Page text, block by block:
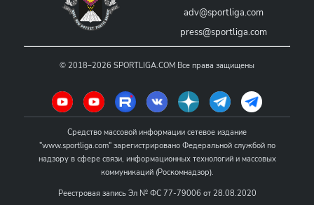
adv@sportliga.com
press@sportliga.com
© 2018–2026 SPORTLIGA.COM Все права защищены
Средство массовой информации сетевое издание
"www.sportliga.com" зарегистрировано Федеральной службой по
надзору в сфере связи, информационных технологий и массовых
коммуникаций (Роскомнадзор).
Реестровая запись Эл № ФС 77-79006 от 28.08.2020